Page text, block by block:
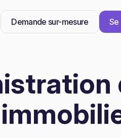
Demande sur-mesure Se